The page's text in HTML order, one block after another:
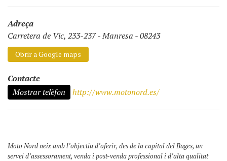
Adreça
Carretera de Vic, 233-237-Manresa - 08243
Obrir a Google maps
Contacte
Mostrar telèfon
http://www.motonord.es/
Moto Nord neix amb l’objectiu d’oferir, des de la capital del Bages, un
servei d’assessorament, venda i post-venda professional i d’alta qualitat